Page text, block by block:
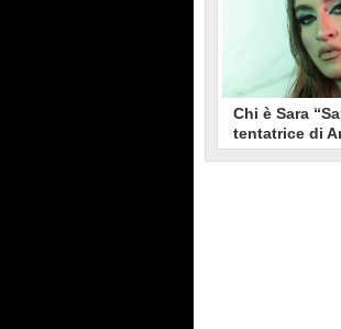
Chi è Sara
tentatrice di
Petraroli a